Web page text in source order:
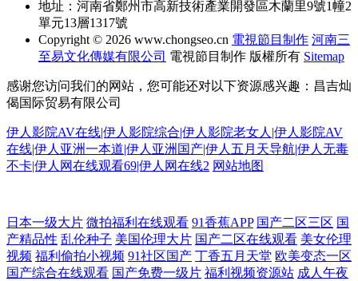
地址：河南省鄭州市高新技術產業開發區木蘭里9號1幢2
單元13層1317號
Copyright © 2026 www.chongseo.cn 電視節目制作 河南三
至易文化傳媒有限公司 電視節目制作 版權所有 Sitemap
感谢您访问我们的网站，您可能还对以下资源感兴趣：昌吉灿
偈国际贸易有限公司
伊人影院AV在线|伊人影院综合|伊人影院老女人|伊人影院AV
在线|伊人亚洲一本道|伊人亚洲国产|伊人五月天导航|伊人无毒
不卡|伊人网在线观看69|伊人网在线2 网站地图
艹 人妖操b 视频在线第91页 伊人成人版 岛国成人福利影院 韩日无码片 欧
日本一级大片 微拍福利在线观看 91香蕉APP 国产二区三区 国
产精品性 乱伦种子 美国伦理大片 国产二区在线观看 美女伦理
视频 福利偷拍小视频 91社区国产 丁香五月天堂 欧美变态一区
国产综合在线观看 国产免费一级片 福利视频资源站 成人午夜